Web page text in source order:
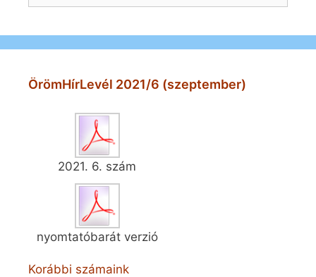
ÖrömHírLevél 2021/6 (szeptember)
2021. 6. szám
nyomtatóbarát verzió
Korábbi számaink